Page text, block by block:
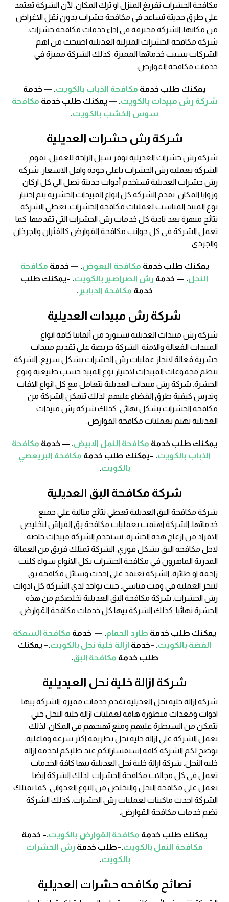
مكافحة الحشرات تفريغ المنزل او ترك المكان. لأن الشركة تعتمد
علي طرق حديثة تساعد في مكافحة حشرات بدون نقل الاغراض
من مكانها. الشركة محترفة في اداء خدمات مكافحه حشرات.
شركة مكافحه الحشرات المنزلية العديلية اصبحت من اهم
الشركات بسبب خدماتها المميزة. كذلك الشركة مميزة في
خدمات مكافحة القوارض.
يمكنك طلب خدمة مكافحة الذباب بالكويت. — خدمة
شركة رش مبيدات بالكويت. — يمكنك طلب خدمة مكافحة
سوس الخشب بالكويت.
شركة رش حشرات العديلية
شركة رش حشرات العديلية توفر سبل الراحة للعميل. تقوم
الشركة بعملية رش الحشرات باعلي جودة واقل الاسعار. شركة
رش حشرات العديلية تستخدم أدوات حديثة تصل الي كل اركان
وزوايا المكان. تقدم الشركة كل انواع المبيدات الحشرية يتم اختيار
نوع المبيد المناسب لعمليات مكافحة الحشرات. تعطي الشركة
نتائج مبهرة بعد تادية كل خدمات رش الحشرات التي تقدمها. كما
تعمل الشركة في كل جوانب مكافحة القوارض كالفئران والجرذان
والجرذي.
يمكنك طلب خدمة مكافحة البعوض. — خدمة مكافحة
النحل. — خدمة رش الصراصير بالكويت. –يمكنك طلب
خدمة مكافحة الدبابير .
شركة رش مبيدات العديلية
شركة رش مبيدات العديلية تستورد من ألمانيا كافة انواع
المبيدات الفعالة والامنة. الشركة حريصة علي تقديم مبيدات
حشرية فعالة لانجاز عمليات رش الحشرات بشكل سريع. الشركة
تنظم مجموعات المبيدات لاختيار نوع المبيد حسب طبيعية ونوع
الحشرة. شركة رش مبيدات العديلية تتعامل مع كل انواع الافات
وتدرس كيفية طرق القضاء عليهم. لذلك تتمكن الشركة من
مكافحة الحشرات بشكل نهائي. كذلك شركة رش مبيدات
العديلية تهتم بعمليات مكافحة القوارض.
يمكنك طلب خدمة مكافحة النمل الابيض. — خدمة مكافحة
الذباب بالكويت. –يمكنك طلب خدمة مكافحة البريعصي
بالكويت.
شركة مكافحة البق العديلية
شركة مكافحة البق العديلية تعطي نتائج مثالية علي جميع
خدماتها. الشركة اهتمت بعمليات مكافحة بق الفراش لتخليص
الافراد من ازعاج هذه الحشرة. تستخدم الشركة مبيدات خاصة
لاجل مكافحه البق بشكل فوري. الشركة تمتلك فريق من العمالة
المدربة الماهرون في مكافحة الحشرات بكل الانواع سواء كلنت
زاحفة او طائرة. الشركة تعتمد علي احدث وسائل مكافحه بق
لتنجز العملية في وقت قياسي. حيث يواجد لدي الشركة كل ادوات
رش الحشرات. شركة مكافحة البق العديلية تخلصكم من هذه
الحشرة نهائيا. كذلك الشركة بيها كل خدمات مكافحة القوارض.
يمكنك طلب خدمة طارد الحمام. — خدمة مكافحة السمكة
الفضة بالكويت. –خدمة ازالة خلية نحل بالكويت.– يمكنك
طلب خدمة مكافحة البق.
شركة ازالة خلية نحل العيديلية
شركة ازالة خليه نحل العديلية تقدم خدمات مميزة. الشركة بيها
ادوات ومعدات متطورة هامة لعمليات ازالة خلية النحل حتي
تتمكن من السيطرة عليهم ومنع تهيجهم في المكان. لذلك
تعمل الشركة علي ازاله خلية نحل بطريقة اكثر سرعة وفاعلية.
توضح لكم الشركة كافة استفساراتكم عند طلبكم لخدمة ازاله
خليه النحل. شركة ازالة خلية نحل العديلية بيها كافة الخدمات
تعمل في كل مجالات مكافحة الحشرات. لذلك الشركة ايضا
تعمل علي مكافحة النحل والتخلص من النوع العدواني. كما تمتلك
الشركة احدث ماكينات لعمليات رش الحشرات. كذلك الشركة
تضم خدمات مكافحة القوارض.
يمكنك طلب خدمة مكافحة القوارض بالكويت.– خدمة
مكافحة النمل بالكويت.–طلب خدمة رش الحشرات
بالكويت.
نصائح مكافحه حشرات العديلية